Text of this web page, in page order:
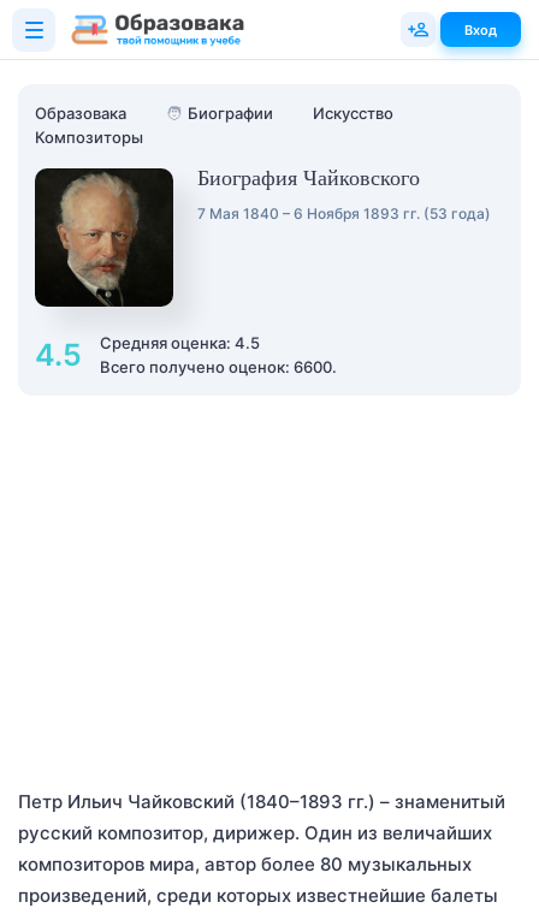
Образовака 🧑 Биографии
Искусство
Композиторы
Биография Чайковского
7 Мая 1840 – 6 Ноября 1893 гг. (53 года)
4.5
Средняя оценка: 4.5
Всего получено оценок: 6600.
Петр Ильич Чайковский (1840–1893 гг.) – знаменитый
русский композитор, дирижер. Один из величайших
композиторов мира, автор более 80 музыкальных
произведений, среди которых известнейшие балеты
Вход